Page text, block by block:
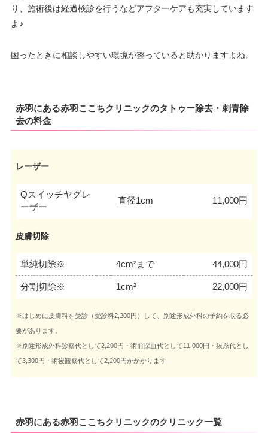
り、施術後は経過検診を行うなどアフターケアも充実しています
よ♪
困ったときに相談しやすい環境が整っていると助かりますよね。
赤羽にある赤羽ここちクリニックのタトゥー除去・刺青除
去の料金
レーザー
Qスイッチヤグレ
ーザー
直径1cm 11,000円
皮膚切除
単純切除※ 4cm²まで 44,000円
分割切除※ 1cm² 22,000円
※はじめに皮膚科を受診（受診料2,200円）して、別途形成外科の予約を取る必
要があります。
※別途形成外科診察代として2,200円・術前採血代として11,000円・抜糸代とし
て3,300円・術後観察代として2,200円がかかります
赤羽にある赤羽ここちクリニックのクリニック一覧